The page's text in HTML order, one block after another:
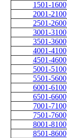
1501-1600
2001-2100
2501-2600
3001-3100
3501-3600
4001-4100
4501-4600
5001-5100
5501-5600
6001-6100
6501-6600
7001-7100
7501-7600
8001-8100
8501-8600